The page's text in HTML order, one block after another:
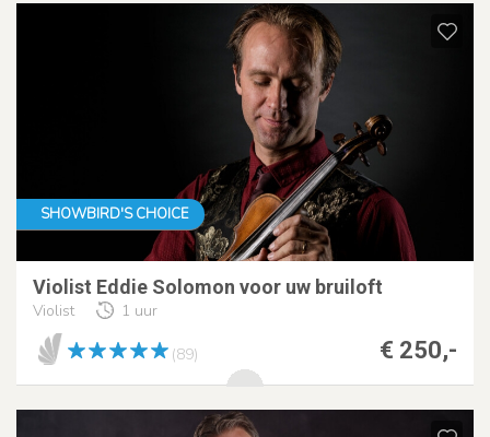
SHOWBIRD'S CHOICE
Violist Eddie Solomon voor uw bruiloft
Violist 1 uur
€ 250,-
(89)